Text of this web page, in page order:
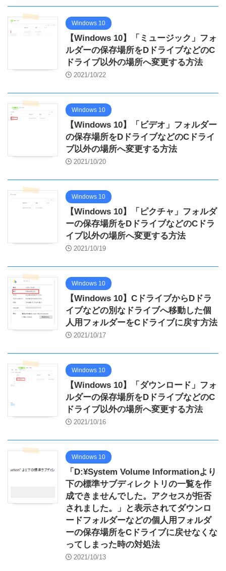
Windows 10
【Windows 10】「ミュージック」フォ
ルダーの保存場所をDドライブなどのC
ドライブ以外の場所へ変更する方法
2021/10/22
Windows 10
【Windows 10】「ビデオ」フォルダー
の保存場所をDドライブなどのCドライ
ブ以外の場所へ変更する方法
2021/10/20
Windows 10
【Windows 10】「ピクチャ」フォルダ
ーの保存場所をDドライブなどのCドラ
イブ以外の場所へ変更する方法
2021/10/19
Windows 10
【Windows 10】CドライブからDドラ
イブなどの別なドライブへ移動した個
人用フォルダーをCドライブに戻す方法
2021/10/17
Windows 10
【Windows 10】「ダウンロード」フォ
ルダーの保存場所をDドライブなどのC
ドライブ以外の場所へ変更する方法
2021/10/16
Windows 10
「D:¥System Volume Informationより
下の標準サブディレクトリの一覧を作
成できませんでした。アクセスが拒否
されました。」と表示されてダウンロ
ードフォルダーなどの個人用フォルダ
ーの保存場所をCドライブに戻せなくな
ってしまった時の対処法
2021/10/13